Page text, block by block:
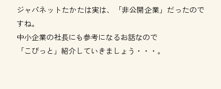
ジャパネットたかたは実は、「非公開企業」だったので
すね。
中小企業の社長にも参考になるお話なので
「こびっと」紹介していきましょう・・・。